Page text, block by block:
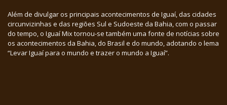
Além de divulgar os principais acontecimentos de Iguaí, das cidades
circunvizinhas e das regiões Sul e Sudoeste da Bahia, com o passar
do tempo, o Iguaí Mix tornou-se também uma fonte de notícias sobre
os acontecimentos da Bahia, do Brasil e do mundo, adotando o lema
“Levar Iguaí para o mundo e trazer o mundo a Iguaí”.